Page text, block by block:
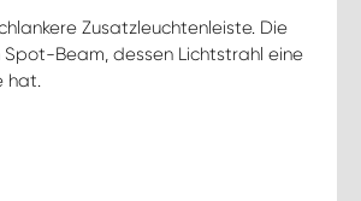
Zusatzleuchtenleiste. Die
Spot-Beam, dessen Lichtstrahl eine
hat.